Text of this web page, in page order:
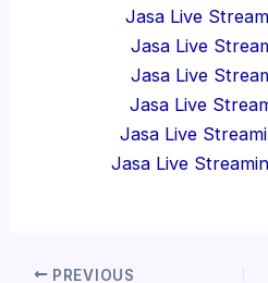
Jasa Live
Jasa Live
Jasa Live
Jasa Live
Jasa Live
Jasa Live
PREVIOUS